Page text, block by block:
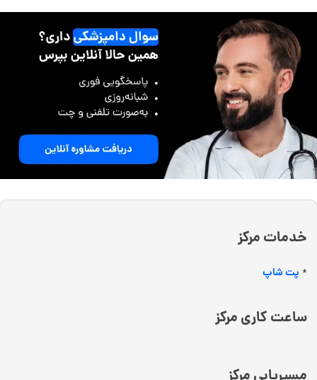
خدمات مرکز
* پت شاپ
ساعت کاری مرکز